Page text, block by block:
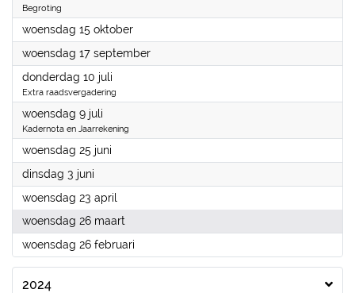
Begroting
woensdag 15 oktober2025
woensdag 17 september2025
donderdag 10 juli
Extra raadsvergadering
woensdag 9 juli
Kadernota en Jaarrekening
woensdag 25 juni
dinsdag 3 juni
woensdag 23 april
woensdag 26 maart
woensdag 26 februari
2024